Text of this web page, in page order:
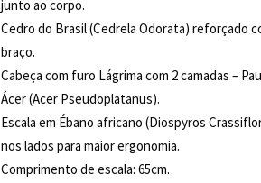
junto ao corpo.
Cedro do Brasil (Cedrela Odorata) reforçado
braço.
Cabeça com furo Lágrima com 2 camadas –
Ácer (Acer Pseudoplatanus).
Escala em Ébano africano (Diospyros
nos lados para maior ergonomia.
Comprimento de escala: 65cm.